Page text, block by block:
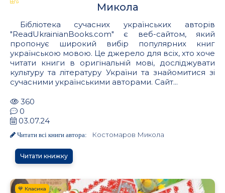
Микола
Бібліотека сучасних українських авторів
"ReadUkrainianBooks.com" є веб-сайтом, який
пропонує широкий вибір популярних книг
українською мовою. Це джерело для всіх, хто хоче
читати книги в оригінальній мові, досліджувати
культуру та літературу України та знайомитися зі
сучасними українськими авторами. Сайт...
360
0
03.07.24
Читати всі книги автора: Костомаров Микола
Читати книжку
💙 Класика